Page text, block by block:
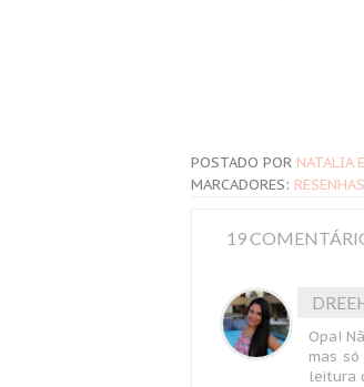
POSTADO POR NATALIA
MARCADORES: RESENHAS
19
Opa!
mas
leitura